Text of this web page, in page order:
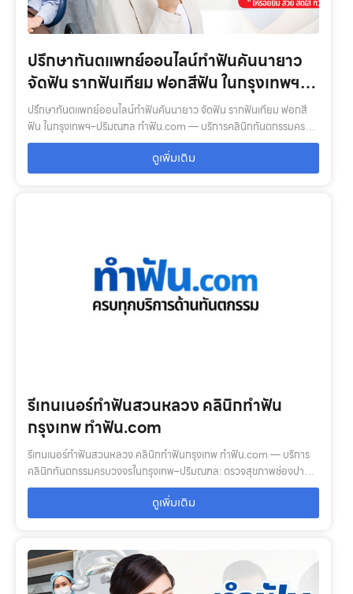
ปรึกษาทันตแพทย์ออนไลน์ทำฟันคันนายาว
จัดฟัน รากฟันเทียม ฟอกสีฟัน ในกรุงเทพฯ–
ปริมณฑล ทำฟัน.com
ปรึกษาทันตแพทย์ออนไลน์ทำฟันคันนายาว จัดฟัน รากฟันเทียม ฟอกสี
ฟัน ในกรุงเทพฯ–ปริมณฑล ทำฟัน.com — บริการคลินิกทันตกรรมครบ
วงจรในกรุงเทพ–ปริมณฑล: ตรวจสุขภาพช่องปาก, จัดฟัน, รากฟันเทียม,
ดูเพิ่มเติม
รีเทนเนอร์ทำฟันสวนหลวง คลินิกทำฟัน
กรุงเทพ ทำฟัน.com
รีเทนเนอร์ทำฟันสวนหลวง คลินิกทำฟันกรุงเทพ ทำฟัน.com — บริการ
คลินิกทันตกรรมครบวงจรในกรุงเทพ–ปริมณฑล: ตรวจสุขภาพช่องปาก,
จัดฟัน, รากฟันเทียม, ฟอกสีฟัน, ฟันปลอม พร้อมทีมทันตแพทย์เฉพาะทาง
ดูเพิ่มเติม